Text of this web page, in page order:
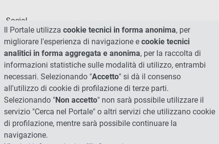
Social
Il Portale utilizza cookie tecnici in forma anonima, per
migliorare l'esperienza di navigazione e cookie tecnici
analitici in forma aggregata e anonima, per la raccolta di
informazioni statistiche sulle modalità di utilizzo, entrambi
necessari. Selezionando "Accetto" si dà il consenso
all'utilizzo di cookie di profilazione di terze parti.
Selezionando "Non accetto" non sarà possibile utilizzare il
servizio "Cerca nel Portale" o altri servizi che utilizzano cookie
di profilazione, mentre sarà possibile continuare la
navigazione.